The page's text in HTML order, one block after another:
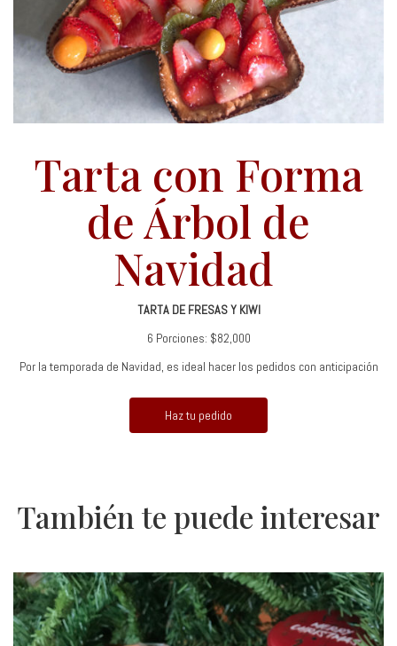
Tarta con Forma
de Árbol de
Navidad
TARTA DE FRESAS Y KIWI
6 Porciones: $82,000
Por la temporada de Navidad, es ideal hacer los pedidos con anticipación
Haz tu pedido
También te puede interesar